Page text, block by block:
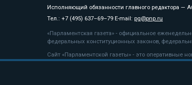
Исполняющий обязанности главного редактора —
Тел.: +7 (495) 637–69–79 E-mail: pg@pnp.ru
«Парламентская газета» - официальное
федеральных конституционных законов,
Сайт «Парламентской газеты» - это оперативные
«Парламентской газеты» активная ссылка на